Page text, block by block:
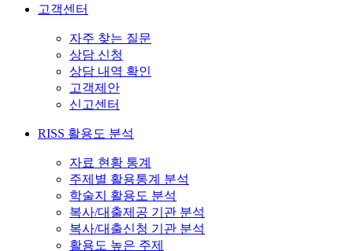
고객센터
자주 찾는 질문
상담 신청
상담 내역 확인
고객제안
신고센터
RISS 활용도 분석
자료 현황 통계
주제별 활용통계 분석
학술지 활용도 분석
복사/대출제공 기관 분석
복사/대출신청 기관 분석
활용도 높은 주제